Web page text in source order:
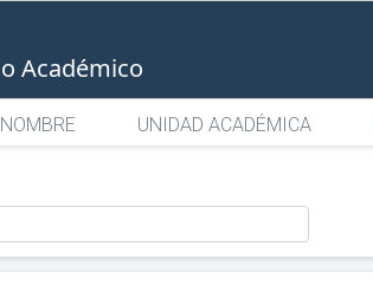
Académico
NOMBRE UNIDAD ACADÉMICA